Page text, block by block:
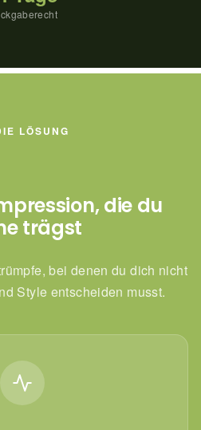
LÖSUNG
die du
trägst
bei denen du dich nicht
Style entscheiden musst.